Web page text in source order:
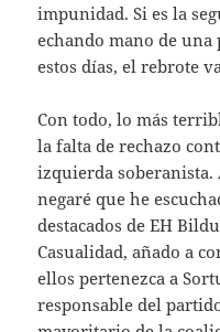
impunidad. Si es la
echando mano de
estos días, el rebrote
Con todo, lo más
la falta de rechazo
izquierda soberanista.
negaré que he
destacados de EH
Casualidad, añado a
ellos pertenezca a
responsable del